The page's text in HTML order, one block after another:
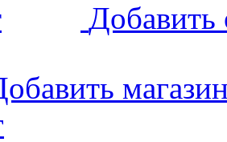
Добавить